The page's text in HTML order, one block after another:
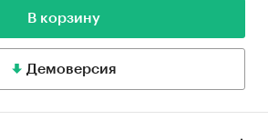
В корзину
Демоверсия